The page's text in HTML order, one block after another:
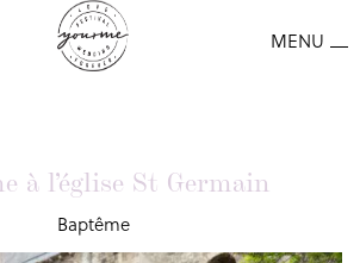
à l’église St Germain
Baptême